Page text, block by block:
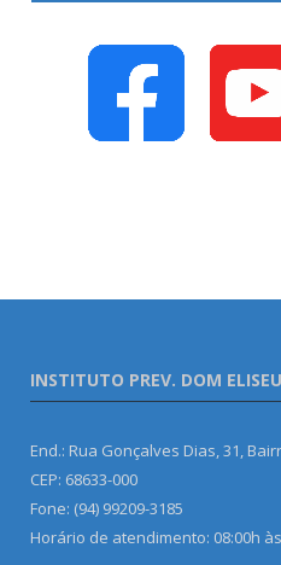
INSTITUTO PREV. DOM ELISEU
End.: Rua Gonçalves Dias, 31,
CEP: 68633-000
Fone: (94) 99209-3185
Horário de atendimento: 08:00h